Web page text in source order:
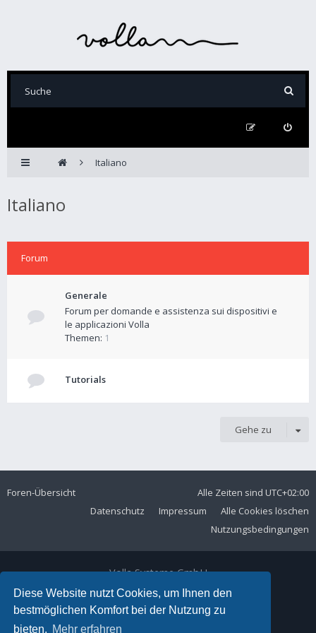
Diese Website nutzt Cookies, um Ihnen den
bestmöglichen Komfort bei der Nutzung zu
bieten. Mehr erfahren
Italiano
Italiano
Forum
Generale
Forum per domande e assistenza sui dispositivi e
le applicazioni Volla
Themen: 1
Tutorials
Gehe zu
Foren-Übersicht Alle Zeiten sind UTC+02:00
Alle Cookies löschen
Impressum
Datenschutz
Nutzungsbedingungen
Volla Systeme GmbH
Kölner Straße 102
42897 Remscheid
Telefon:+49 2191 59897 61